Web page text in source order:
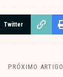
Twitter
PRÓXIMO ARTIGO